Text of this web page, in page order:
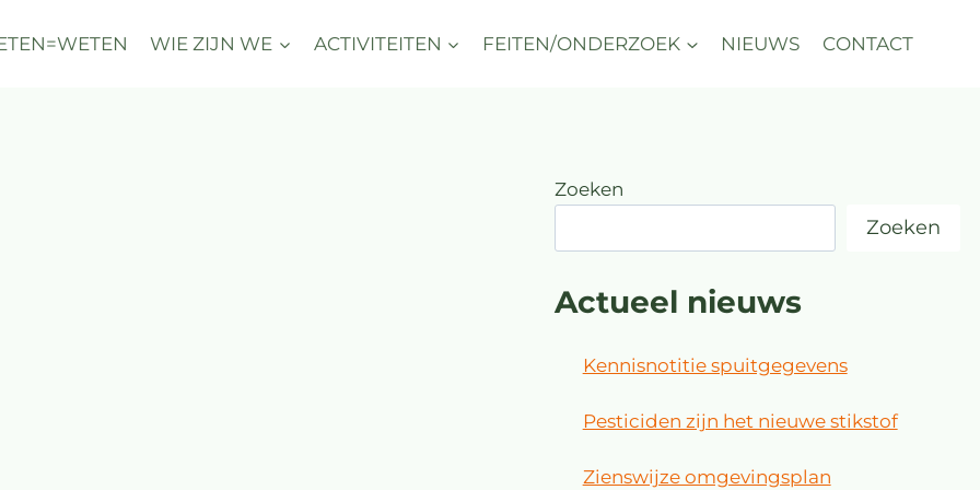
WIE ZIJN WE ACTIVITEITEN FEITEN/ONDERZOEK NIEUWS CONTACT
Zoeken
Zoeken
Actueel nieuws
Kennisnotitie spuitgegevens
Pesticiden zijn het nieuwe stikstof
Zienswijze omgevingsplan